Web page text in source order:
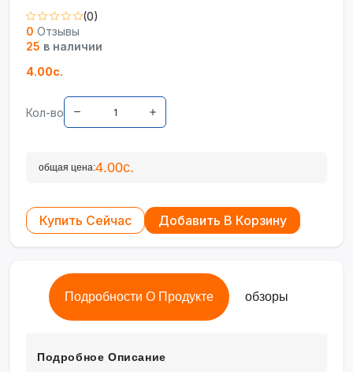
(0)
0 Отзывы
25 в наличии
4.00с.
Кол-во
общая цена:4.00с.
Купить Сейчас Добавить В Корзину
Подробности О Продукте обзоры
Подробное Описание